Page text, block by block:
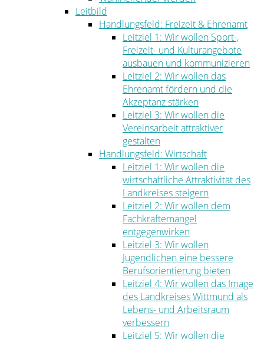
Leitbild
Handlungsfeld: Freizeit & Ehrenamt
Leitziel 1: Wir wollen Sport-,
Freizeit- und Kulturangebote
ausbauen und kommunizieren
Leitziel 2: Wir wollen das
Ehrenamt fördern und die
Akzeptanz stärken
Leitziel 3: Wir wollen die
Vereinsarbeit attraktiver
gestalten
Handlungsfeld: Wirtschaft
Leitziel 1: Wir wollen die
wirtschaftliche Attraktivität des
Landkreises steigern
Leitziel 2: Wir wollen dem
Fachkräftemangel
entgegenwirken
Leitziel 3: Wir wollen
Jugendlichen eine bessere
Berufsorientierung bieten
Leitziel 4: Wir wollen das Image
des Landkreises Wittmund als
Lebens- und Arbeitsraum
verbessern
Leitziel 5: Wir wollen die